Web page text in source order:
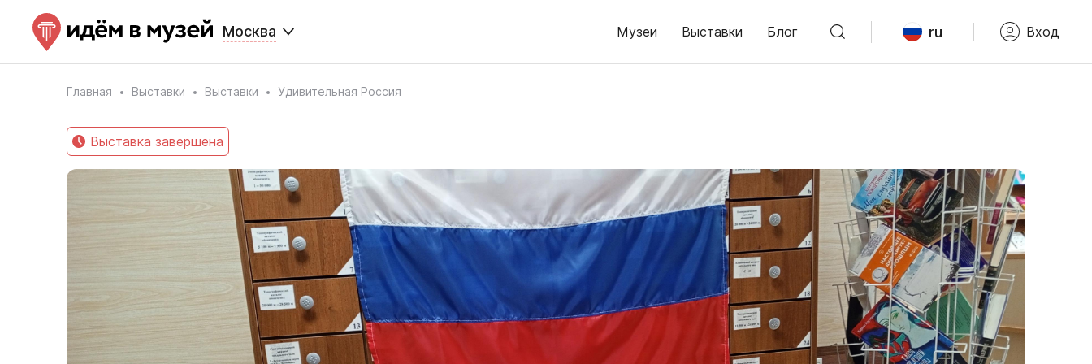
Москва Музеи Выставки Блог ru Вход
Главная Выставки Выставки Удивительная Россия
Выставка завершена